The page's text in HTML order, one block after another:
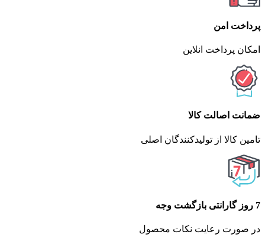
پرداخت امن
امکان پرداخت انلاین
ضمانت اصالت کالا
تامین کالا از تولیدکنندگان اصلی
7 روز گارانتی بازگشت وجه
در صورت رعایت نکات محصول